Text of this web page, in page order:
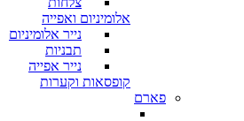
אלומיניום ואפייה
נייר אלומיניום
תבניות
נייר אפייה
קופסאות וקערות
פארם